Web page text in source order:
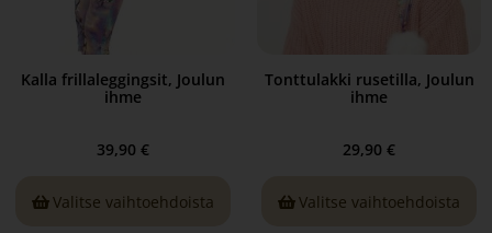
Kalla frillaleggingsit, Joulun
ihme
39,90 €
Valitse vaihtoehdoista
Tonttulakki rusetilla, Joulun
ihme
29,90 €
Valitse vaihtoehdoista